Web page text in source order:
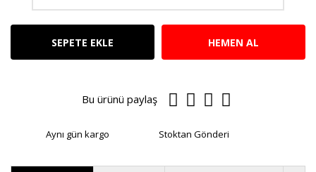
SEPETE EKLE HEMEN AL
Bu ürünü paylaş
Aynı gün kargo Stoktan Gönderi